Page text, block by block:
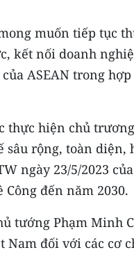
muốn tiếp tục
kết nối doanh
ASEAN trong
thực hiện chủ
rộng, toàn diện,
ngày 23/5/2023
đến năm 2030.
tướng Phạm Minh
đối với các cơ